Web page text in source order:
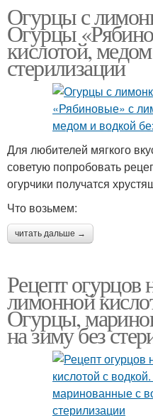
Огурцы с
Огурцы
кислотой,
стерилизации
Для любителей мягкого
советую попробовать
огурчики получатся
Что возьмем:
читать дальше →
Рецепт огурцов
лимонной
Огурцы,
на зиму без